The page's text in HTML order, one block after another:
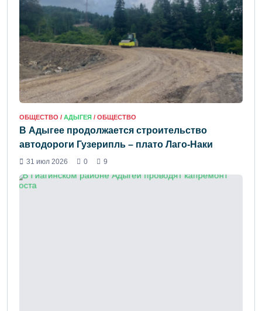
ОБЩЕСТВО / АДЫГЕЯ / ОБЩЕСТВО
В Адыгее продолжается строительство
автодороги Гузерипль – плато Лаго-Наки
31 июл 2026 0 9